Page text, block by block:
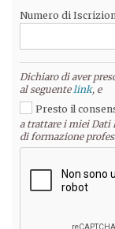
Numero di
Dichiaro di aver
al seguentelink, e
Presto il
a trattare i miei
di formazione